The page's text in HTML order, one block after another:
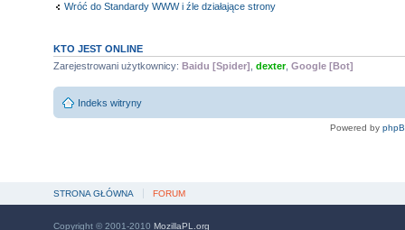
Wróć do Standardy WWW i źle działające strony
KTO JEST ONLINE
Zarejestrowani użytkownicy: Baidu [Spider] dexter, Google [Bot]
Indeks witryny
Powered by
STRONA GŁÓWNA FORUM
Copyright © 2001-2010 MozillaPL.org